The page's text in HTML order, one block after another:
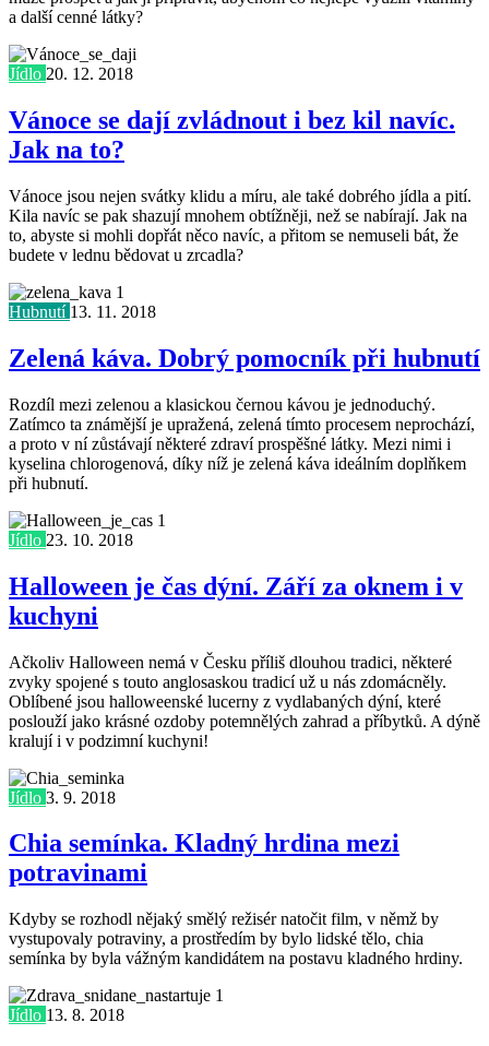
a další cenné látky?
Jídlo 20. 12. 2018
Vánoce se dají zvládnout i bez kil navíc.
Jak na to?
Vánoce jsou nejen svátky klidu a míru, ale také dobrého jídla a pití.
Kila navíc se pak shazují mnohem obtížněji, než se nabírají. Jak na
to, abyste si mohli dopřát něco navíc, a přitom se nemuseli bát, že
budete v lednu bědovat u zrcadla?
Hubnutí 13. 11. 2018
Zelená káva. Dobrý pomocník při hubnutí
Rozdíl mezi zelenou a klasickou černou kávou je jednoduchý.
Zatímco ta známější je upražená, zelená tímto procesem neprochází,
a proto v ní zůstávají některé zdraví prospěšné látky. Mezi nimi i
kyselina chlorogenová, díky níž je zelená káva ideálním doplňkem
při hubnutí.
Jídlo 23. 10. 2018
Halloween je čas dýní. Září za oknem i v
kuchyni
Ačkoliv Halloween nemá v Česku příliš dlouhou tradici, některé
zvyky spojené s touto anglosaskou tradicí už u nás zdomácněly.
Oblíbené jsou halloweenské lucerny z vydlabaných dýní, které
poslouží jako krásné ozdoby potemnělých zahrad a příbytků. A dýně
kralují i v podzimní kuchyni!
Jídlo 3. 9. 2018
Chia semínka. Kladný hrdina mezi
potravinami
Kdyby se rozhodl nějaký smělý režisér natočit film, v němž by
vystupovaly potraviny, a prostředím by bylo lidské tělo, chia
semínka by byla vážným kandidátem na postavu kladného hrdiny.
Jídlo 13. 8. 2018